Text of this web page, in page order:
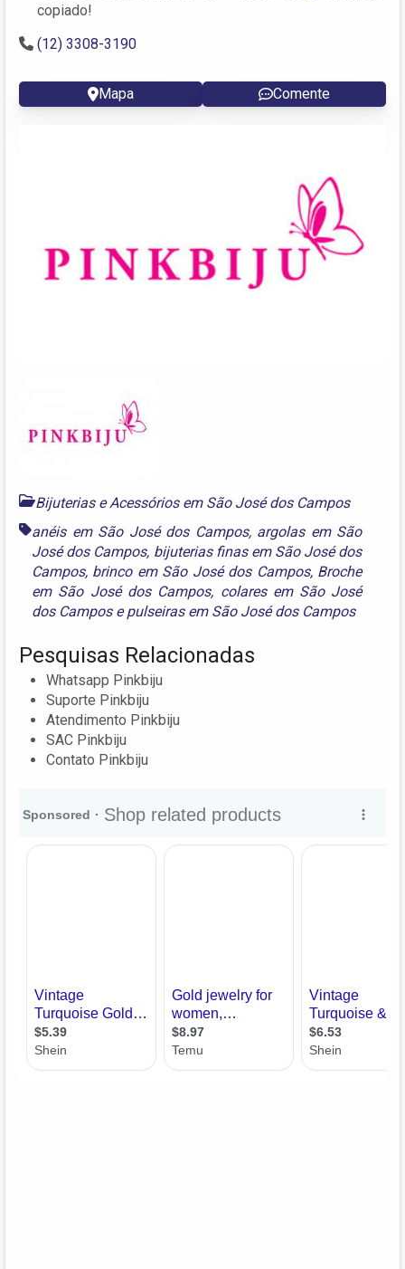
copiado!
(12) 3308-3190
Mapa Comente
Bijuterias e Acessórios em São José dos Campos
anéis em São José dos Campos, argolas em São
José dos Campos, bijuterias finas em São José dos
Campos, brinco em São José dos Campos, Broche
em São José dos Campos, colares em São José
dos Camposepulseiras em São José dos Campos
Pesquisas Relacionadas
Whatsapp Pinkbiju
Suporte Pinkbiju
Atendimento Pinkbiju
SAC Pinkbiju
Contato Pinkbiju